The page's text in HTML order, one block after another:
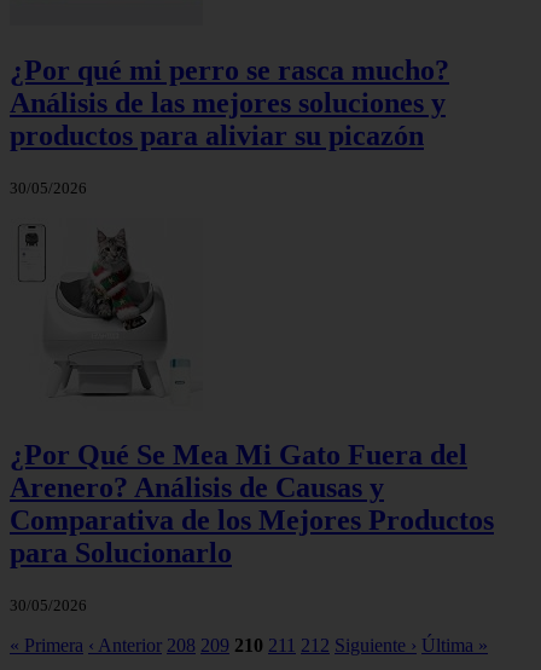
¿Por qué mi perro se rasca mucho?
Análisis de las mejores soluciones y
productos para aliviar su picazón
30/05/2026
¿Por Qué Se Mea Mi Gato Fuera del
Arenero? Análisis de Causas y
Comparativa de los Mejores Productos
para Solucionarlo
30/05/2026
« Primera ‹ Anterior 208 209 210 211 212 Siguiente › Última »